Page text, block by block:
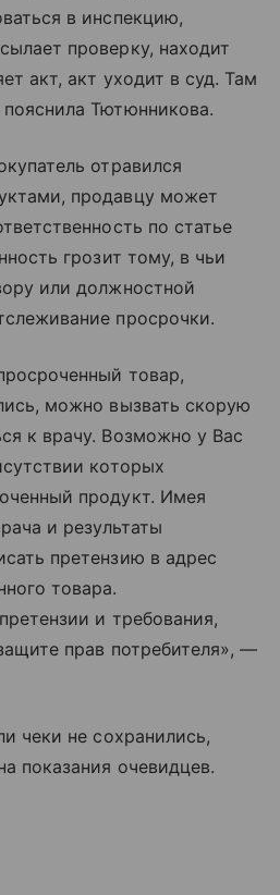
в инспекцию,
проверку, находит
акт, акт уходит в суд. Там
Тютюнникова.
отравился
продавцу может
по статье
грозит тому, в чьи
или должностной
просрочки.
товар,
можно вызвать скорую
к врачу. Возможно у Вас
которых
продукт. Имея
и результаты
претензию в адрес
товара.
и требования,
прав потребителя», —
чеки не сохранились,
показания очевидцев.